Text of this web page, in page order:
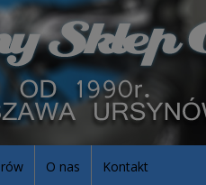
O nas Kontakt